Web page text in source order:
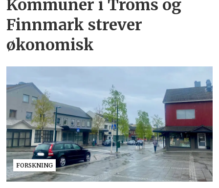
Kommuner i Troms og
Finnmark strever
økonomisk
FORSKNING